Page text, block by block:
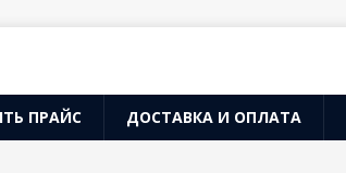
ПРАЙС ДОСТАВКА И ОПЛАТА